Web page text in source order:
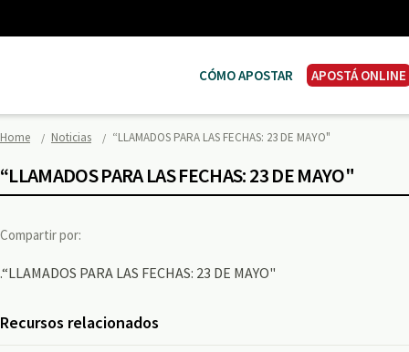
CÓMO APOSTAR APOSTÁ ONLINE
Home Noticias “LLAMADOS PARA LAS FECHAS: 23 DE MAYO"
“LLAMADOS PARA LAS FECHAS: 23 DE MAYO"
Compartir por:
.“LLAMADOS PARA LAS FECHAS: 23 DE MAYO"
Recursos relacionados